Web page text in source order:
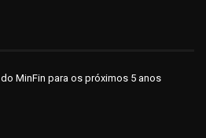
MinFin para os próximos 5 anos